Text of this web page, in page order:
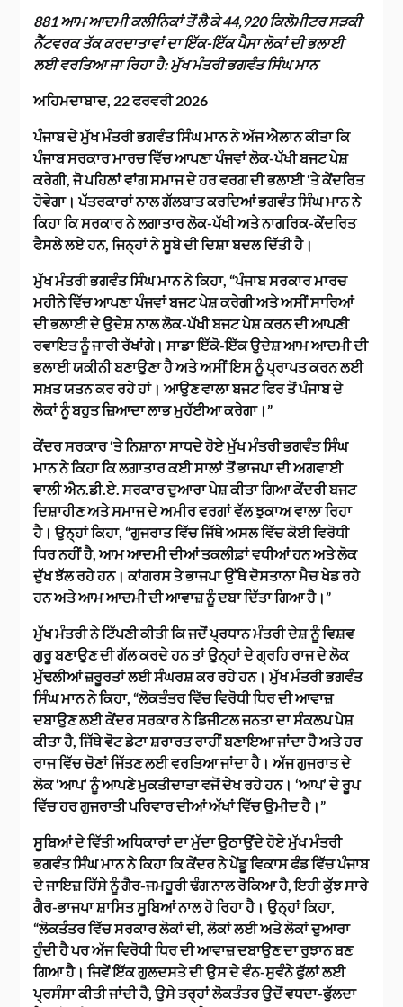
881 ਆਮ ਆਦਮੀ ਕਲੀਨਿਕਾਂ ਤੋਂ ਲੈ ਕੇ 44,920 ਕਿਲੋਮੀਟਰ ਸੜਕੀ
ਨੈੱਟਵਰਕ ਤੱਕ ਕਰਦਾਤਾਵਾਂ ਦਾ ਇੱਕ-ਇੱਕ ਪੈਸਾ ਲੋਕਾਂ ਦੀ ਭਲਾਈ
ਲਈ ਵਰਤਿਆ ਜਾ ਰਿਹਾ ਹੈ: ਮੁੱਖ ਮੰਤਰੀ ਭਗਵੰਤ ਸਿੰਘ ਮਾਨ
ਅਹਿਮਦਾਬਾਦ, 22 ਫਰਵਰੀ 2026
ਪੰਜਾਬ ਦੇ ਮੁੱਖ ਮੰਤਰੀ ਭਗਵੰਤ ਸਿੰਘ ਮਾਨ ਨੇ ਅੱਜ ਐਲਾਨ ਕੀਤਾ ਕਿ
ਪੰਜਾਬ ਸਰਕਾਰ ਮਾਰਚ ਵਿੱਚ ਆਪਣਾ ਪੰਜਵਾਂ ਲੋਕ-ਪੱਖੀ ਬਜਟ ਪੇਸ਼
ਕਰੇਗੀ, ਜੋ ਪਹਿਲਾਂ ਵਾਂਗ ਸਮਾਜ ਦੇ ਹਰ ਵਰਗ ਦੀ ਭਲਾਈ ‘ਤੇ ਕੇਂਦਰਿਤ
ਹੋਵੇਗਾ। ਪੱਤਰਕਾਰਾਂ ਨਾਲ ਗੱਲਬਾਤ ਕਰਦਿਆਂ ਭਗਵੰਤ ਸਿੰਘ ਮਾਨ ਨੇ
ਕਿਹਾ ਕਿ ਸਰਕਾਰ ਨੇ ਲਗਾਤਾਰ ਲੋਕ-ਪੱਖੀ ਅਤੇ ਨਾਗਰਿਕ-ਕੇਂਦਰਿਤ
ਫੈਸਲੇ ਲਏ ਹਨ, ਜਿਨ੍ਹਾਂ ਨੇ ਸੂਬੇ ਦੀ ਦਿਸ਼ਾ ਬਦਲ ਦਿੱਤੀ ਹੈ।
ਮੁੱਖ ਮੰਤਰੀ ਭਗਵੰਤ ਸਿੰਘ ਮਾਨ ਨੇ ਕਿਹਾ, “ਪੰਜਾਬ ਸਰਕਾਰ ਮਾਰਚ
ਮਹੀਨੇ ਵਿੱਚ ਆਪਣਾ ਪੰਜਵਾਂ ਬਜਟ ਪੇਸ਼ ਕਰੇਗੀ ਅਤੇ ਅਸੀਂ ਸਾਰਿਆਂ
ਦੀ ਭਲਾਈ ਦੇ ਉਦੇਸ਼ ਨਾਲ ਲੋਕ-ਪੱਖੀ ਬਜਟ ਪੇਸ਼ ਕਰਨ ਦੀ ਆਪਣੀ
ਰਵਾਇਤ ਨੂੰ ਜਾਰੀ ਰੱਖਾਂਗੇ। ਸਾਡਾ ਇੱਕੋ-ਇੱਕ ਉਦੇਸ਼ ਆਮ ਆਦਮੀ ਦੀ
ਭਲਾਈ ਯਕੀਨੀ ਬਣਾਉਣਾ ਹੈ ਅਤੇ ਅਸੀਂ ਇਸ ਨੂੰ ਪ੍ਰਾਪਤ ਕਰਨ ਲਈ
ਸਖ਼ਤ ਯਤਨ ਕਰ ਰਹੇ ਹਾਂ। ਆਉਣ ਵਾਲਾ ਬਜਟ ਫਿਰ ਤੋਂ ਪੰਜਾਬ ਦੇ
ਲੋਕਾਂ ਨੂੰ ਬਹੁਤ ਜ਼ਿਆਦਾ ਲਾਭ ਮੁਹੱਈਆ ਕਰੇਗਾ।”
ਕੇਂਦਰ ਸਰਕਾਰ ‘ਤੇ ਨਿਸ਼ਾਨਾ ਸਾਧਦੇ ਹੋਏ ਮੁੱਖ ਮੰਤਰੀ ਭਗਵੰਤ ਸਿੰਘ
ਮਾਨ ਨੇ ਕਿਹਾ ਕਿ ਲਗਾਤਾਰ ਕਈ ਸਾਲਾਂ ਤੋਂ ਭਾਜਪਾ ਦੀ ਅਗਵਾਈ
ਵਾਲੀ ਐਨ.ਡੀ.ਏ. ਸਰਕਾਰ ਦੁਆਰਾ ਪੇਸ਼ ਕੀਤਾ ਗਿਆ ਕੇਂਦਰੀ ਬਜਟ
ਦਿਸ਼ਾਹੀਣ ਅਤੇ ਸਮਾਜ ਦੇ ਅਮੀਰ ਵਰਗਾਂ ਵੱਲ ਝੁਕਾਅ ਵਾਲਾ ਰਿਹਾ
ਹੈ। ਉਨ੍ਹਾਂ ਕਿਹਾ, “ਗੁਜਰਾਤ ਵਿੱਚ ਜਿੱਥੇ ਅਸਲ ਵਿੱਚ ਕੋਈ ਵਿਰੋਧੀ
ਧਿਰ ਨਹੀਂ ਹੈ, ਆਮ ਆਦਮੀ ਦੀਆਂ ਤਕਲੀਫ਼ਾਂ ਵਧੀਆਂ ਹਨ ਅਤੇ ਲੋਕ
ਦੁੱਖ ਝੱਲ ਰਹੇ ਹਨ। ਕਾਂਗਰਸ ਤੇ ਭਾਜਪਾ ਉੱਥੇ ਦੋਸਤਾਨਾ ਮੈਚ ਖੇਡ ਰਹੇ
ਹਨ ਅਤੇ ਆਮ ਆਦਮੀ ਦੀ ਆਵਾਜ਼ ਨੂੰ ਦਬਾ ਦਿੱਤਾ ਗਿਆ ਹੈ।”
ਮੁੱਖ ਮੰਤਰੀ ਨੇ ਟਿੱਪਣੀ ਕੀਤੀ ਕਿ ਜਦੋਂ ਪ੍ਰਧਾਨ ਮੰਤਰੀ ਦੇਸ਼ ਨੂੰ ਵਿਸ਼ਵ
ਗੁਰੂ ਬਣਾਉਣ ਦੀ ਗੱਲ ਕਰਦੇ ਹਨ ਤਾਂ ਉਨ੍ਹਾਂ ਦੇ ਗ੍ਰਹਿ ਰਾਜ ਦੇ ਲੋਕ
ਮੁੱਢਲੀਆਂ ਜ਼ਰੂਰਤਾਂ ਲਈ ਸੰਘਰਸ਼ ਕਰ ਰਹੇ ਹਨ। ਮੁੱਖ ਮੰਤਰੀ ਭਗਵੰਤ
ਸਿੰਘ ਮਾਨ ਨੇ ਕਿਹਾ, “ਲੋਕਤੰਤਰ ਵਿੱਚ ਵਿਰੋਧੀ ਧਿਰ ਦੀ ਆਵਾਜ਼
ਦਬਾਉਣ ਲਈ ਕੇਂਦਰ ਸਰਕਾਰ ਨੇ ਡਿਜੀਟਲ ਜਨਤਾ ਦਾ ਸੰਕਲਪ ਪੇਸ਼
ਕੀਤਾ ਹੈ, ਜਿੱਥੇ ਵੋਟ ਡੇਟਾ ਸ਼ਰਾਰਤ ਰਾਹੀਂ ਬਣਾਇਆ ਜਾਂਦਾ ਹੈ ਅਤੇ ਹਰ
ਰਾਜ ਵਿੱਚ ਚੋਣਾਂ ਜਿੱਤਣ ਲਈ ਵਰਤਿਆ ਜਾਂਦਾ ਹੈ। ਅੱਜ ਗੁਜਰਾਤ ਦੇ
ਲੋਕ ‘ਆਪ’ ਨੂੰ ਆਪਣੇ ਮੁਕਤੀਦਾਤਾ ਵਜੋਂ ਦੇਖ ਰਹੇ ਹਨ। ‘ਆਪ’ ਦੇ ਰੂਪ
ਵਿੱਚ ਹਰ ਗੁਜਰਾਤੀ ਪਰਿਵਾਰ ਦੀਆਂ ਅੱਖਾਂ ਵਿੱਚ ਉਮੀਦ ਹੈ।”
ਸੂਬਿਆਂ ਦੇ ਵਿੱਤੀ ਅਧਿਕਾਰਾਂ ਦਾ ਮੁੱਦਾ ਉਠਾਉਂਦੇ ਹੋਏ ਮੁੱਖ ਮੰਤਰੀ
ਭਗਵੰਤ ਸਿੰਘ ਮਾਨ ਨੇ ਕਿਹਾ ਕਿ ਕੇਂਦਰ ਨੇ ਪੇਂਡੂ ਵਿਕਾਸ ਫੰਡ ਵਿੱਚ ਪੰਜਾਬ
ਦੇ ਜਾਇਜ਼ ਹਿੱਸੇ ਨੂੰ ਗੈਰ-ਜਮਹੂਰੀ ਢੰਗ ਨਾਲ ਰੋਕਿਆ ਹੈ, ਇਹੀ ਕੁੱਝ ਸਾਰੇ
ਗੈਰ-ਭਾਜਪਾ ਸ਼ਾਸਿਤ ਸੂਬਿਆਂ ਨਾਲ ਹੋ ਰਿਹਾ ਹੈ। ਉਨ੍ਹਾਂ ਕਿਹਾ,
“ਲੋਕਤੰਤਰ ਵਿੱਚ ਸਰਕਾਰ ਲੋਕਾਂ ਦੀ, ਲੋਕਾਂ ਲਈ ਅਤੇ ਲੋਕਾਂ ਦੁਆਰਾ
ਹੁੰਦੀ ਹੈ ਪਰ ਅੱਜ ਵਿਰੋਧੀ ਧਿਰ ਦੀ ਆਵਾਜ਼ ਦਬਾਉਣ ਦਾ ਰੁਝਾਨ ਬਣ
ਗਿਆ ਹੈ। ਜਿਵੇਂ ਇੱਕ ਗੁਲਦਸਤੇ ਦੀ ਉਸ ਦੇ ਵੰਨ-ਸੁਵੰਨੇ ਫੁੱਲਾਂ ਲਈ
ਪ੍ਰਸੰਸਾ ਕੀਤੀ ਜਾਂਦੀ ਹੈ, ਉਸੇ ਤਰ੍ਹਾਂ ਲੋਕਤੰਤਰ ਉਦੋਂ ਵਧਦਾ-ਫੁੱਲਦਾ